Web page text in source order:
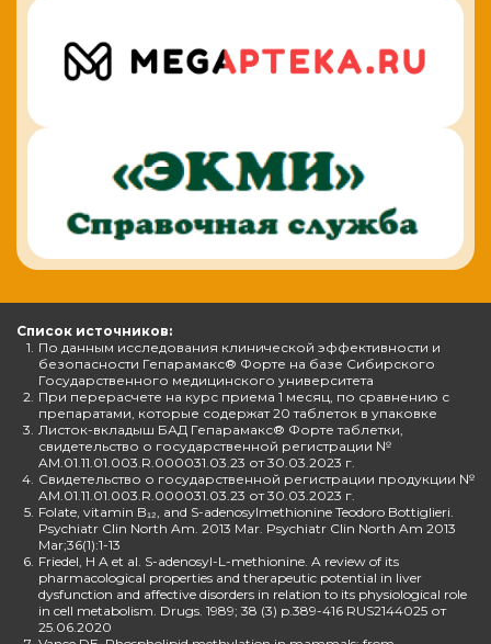
Список источников:
1. По данным исследования клинической эффективности и
безопасности Гепарамакс® Форте на базе Сибирского
Государственного медицинского университета
2. При перерасчете на курс приема 1 месяц, по сравнению с
препаратами, которые содержат 20 таблеток в упаковке
3. Листок-вкладыш БАД Гепарамакс® Форте таблетки,
свидетельство о государственной регистрации №
AM.01.11.01.003.R.000031.03.23 от 30.03.2023 г.
4. Свидетельство о государственной регистрации продукции №
AM.01.11.01.003.R.000031.03.23 от 30.03.2023 г.
5. Folate, vitamin B₁₂, and S-adenosylmethionine Teodoro Bottiglieri.
Psychiatr Clin North Am. 2013 Mar. Psychiatr Clin North Am 2013
Mar;36(1):1-13
6. Friedel, H A et al. S-adenosyl-L-methionine. A review of its
pharmacological properties and therapeutic potential in liver
dysfunction and affective disorders in relation to its physiological role
in cell metabolism. Drugs. 1989; 38 (3) p.389-416 RUS2144025 от
25.06.2020